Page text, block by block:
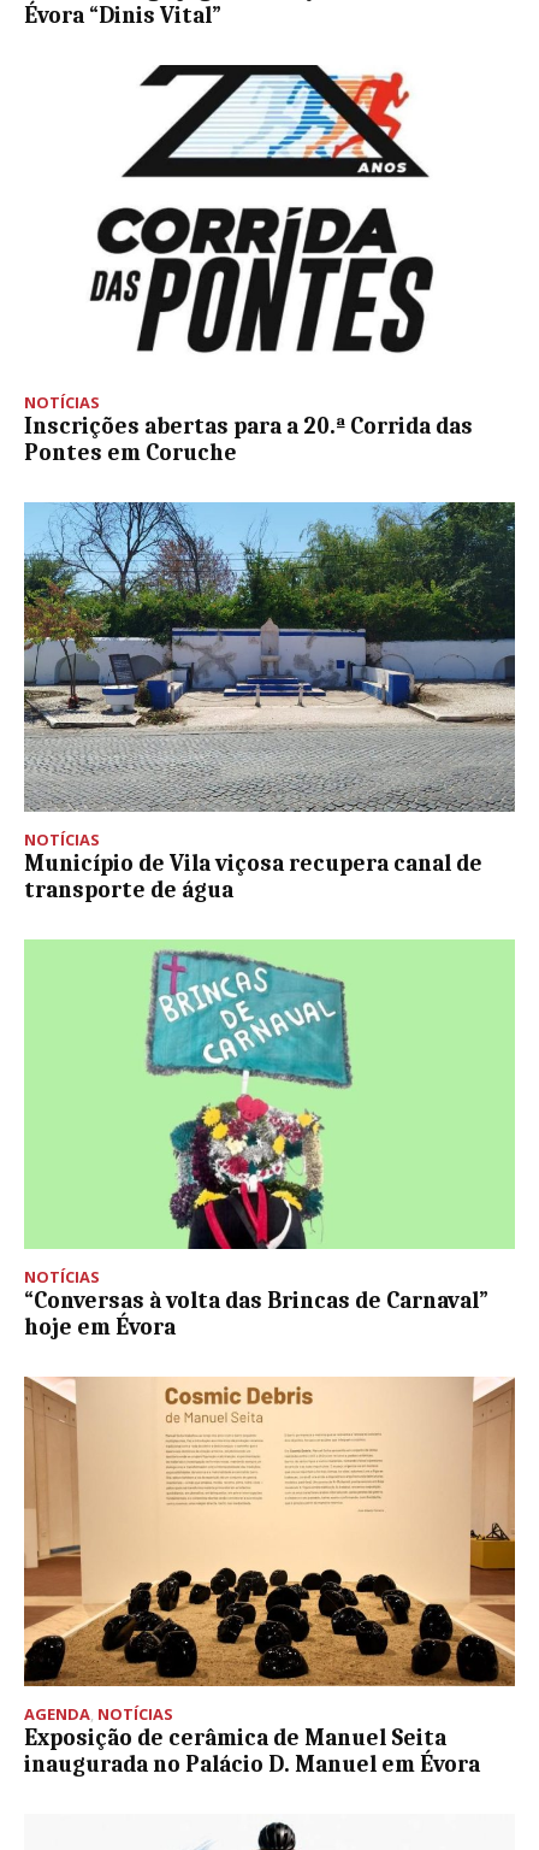
Évora “Dinis Vital”
NOTÍCIAS
Inscrições abertas para a 20.ª Corrida das
Pontes em Coruche
NOTÍCIAS
Município de Vila viçosa recupera canal de
transporte de água
NOTÍCIAS
“Conversas à volta das Brincas de Carnaval”
hoje em Évora
AGENDA, NOTÍCIAS
Exposição de cerâmica de Manuel Seita
inaugurada no Palácio D. Manuel em Évora